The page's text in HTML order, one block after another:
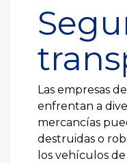
Las empresas
enfrentan a
mercancías
destruidas o
los vehículos